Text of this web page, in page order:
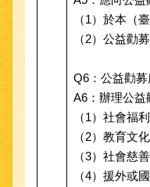
（1）於本（
（2）公益勸
Q6：公益勸
A6：辦理公益
（1）社會福
（2）教育文
（3）社會慈
（4）援外或